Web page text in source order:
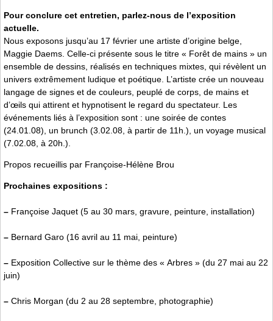
Pour conclure cet entretien, parlez-nous de l’exposition
actuelle.
Nous exposons jusqu’au 17 février une artiste d’origine belge,
Maggie Daems. Celle-ci présente sous le titre « Forêt de mains » un
ensemble de dessins, réalisés en techniques mixtes, qui révèlent un
univers extrêmement ludique et poétique. L’artiste crée un nouveau
langage de signes et de couleurs, peuplé de corps, de mains et
d’œils qui attirent et hypnotisent le regard du spectateur. Les
événements liés à l’exposition sont : une soirée de contes
(24.01.08), un brunch (3.02.08, à partir de 11h.), un voyage musical
(7.02.08, à 20h.).
Propos recueillis par Françoise-Hélène Brou
Prochaines expositions :
– Françoise Jaquet (5 au 30 mars, gravure, peinture, installation)
– Bernard Garo (16 avril au 11 mai, peinture)
– Exposition Collective sur le thème des « Arbres » (du 27 mai au 22
juin)
– Chris Morgan (du 2 au 28 septembre, photographie)